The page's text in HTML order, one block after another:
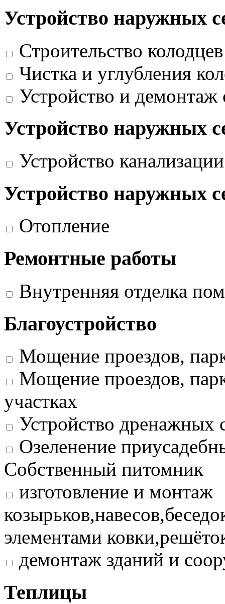
Устройство наружных
Строительство
Чистка и углубления
Устройство и
Устройство наружных
Устройство канализации
Устройство наружных
Отопление
Ремонтные работы
Внутренняя отделка
Благоустройство
Мощение проездов,
Мощение проездов,
участках
Устройство дренажных
Озеленение
Собственный питомник
изготовление и монтаж
элементами
демонтаж зданий и
Теплицы